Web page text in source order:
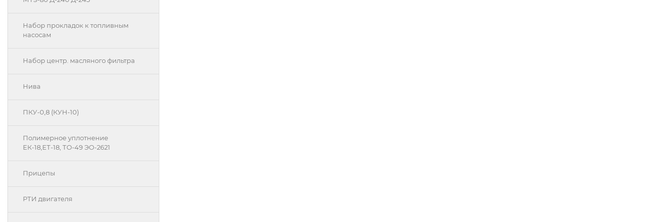
Набор прокладок к топливным
насосам
Набор центр. масляного фильтра
Нива
ПКУ-0,8 (КУН-10)
Полимерное уплотнение
ЕК-18,ЕТ-18, ТО-49 ЭО-2621
Прицепы
РТИ двигателя